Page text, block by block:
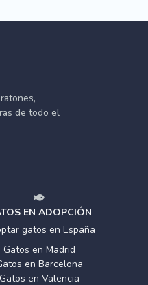
de todo el
EN ADOPCIÓN
gatos en España
Gatos en Madrid
en Barcelona
Gatos en Valencia